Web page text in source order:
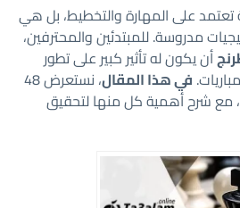
على المهارة والتخطيط، بل هي
مدروسة. للمبتدئين والمحترفين،
أن يكون له تأثير كبير على تطور
في هذا المقال
، نستعرض 48
مع شرح أهمية كل منها لتحقيق